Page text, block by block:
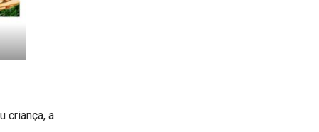
criança, a